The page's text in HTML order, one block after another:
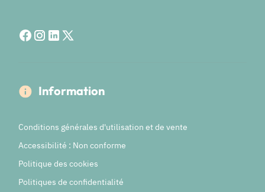
Information
Conditions générales d'utilisation et de vente
Accessibilité : Non conforme
Politique des cookies
Politiques de confidentialité